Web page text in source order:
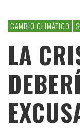
CAMBIO CLIMÁTICO
LA